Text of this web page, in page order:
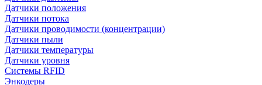
Датчики положения
Датчики потока
Датчики проводимости (концентрации)
Датчики пыли
Датчики температуры
Датчики уровня
Системы RFID
Энкодеры